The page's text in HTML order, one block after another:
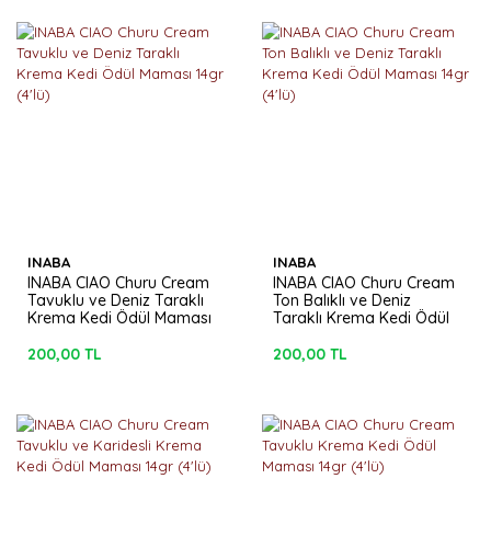
INABA
INABA CIAO Churu Cream
Tavuklu ve Deniz Taraklı
Krema Kedi Ödül Maması
200,00 TL
INABA
INABA CIAO Churu Cream
Ton Balıklı ve Deniz
Taraklı Krema Kedi Ödül
200,00 TL